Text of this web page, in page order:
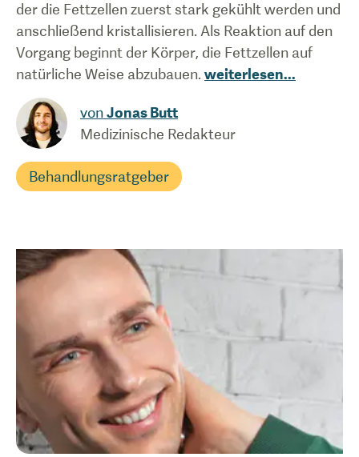
der die Fettzellen zuerst stark gekühlt werden und
anschließend kristallisieren. Als Reaktion auf den
Vorgang beginnt der Körper, die Fettzellen auf
natürliche Weise abzubauen. weiterlesen...
vonJonas Butt
Medizinische Redakteur
Behandlungsratgeber